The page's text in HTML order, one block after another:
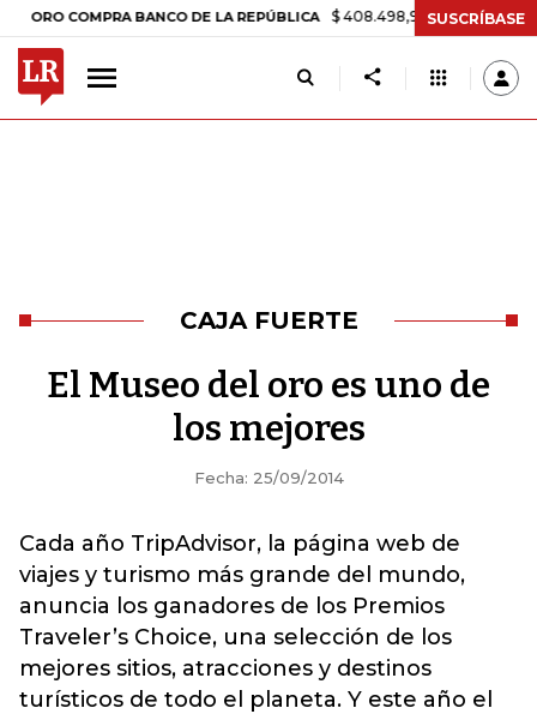
COMPRA BANCO DE LA REPÚBLICA $ 408.498,97 +$ 8.753,81 +2,19%
SUSCRÍBASE
CAJA FUERTE
El Museo del oro es uno de
los mejores
Fecha: 25/09/2014
Cada año TripAdvisor, la página web de
viajes y turismo más grande del mundo,
anuncia los ganadores de los Premios
Traveler’s Choice, una selección de los
mejores sitios, atracciones y destinos
turísticos de todo el planeta. Y este año el